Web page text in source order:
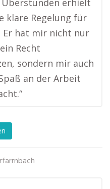
Überstunden erhielt
klare Regelung für
Er hat mir nicht nur
Recht
sondern mir auch
an der Arbeit